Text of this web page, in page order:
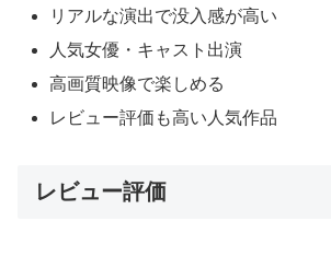
リアルな演出で没入感が高い
人気女優・キャスト出演
高画質映像で楽しめる
レビュー評価も高い人気作品
レビュー評価